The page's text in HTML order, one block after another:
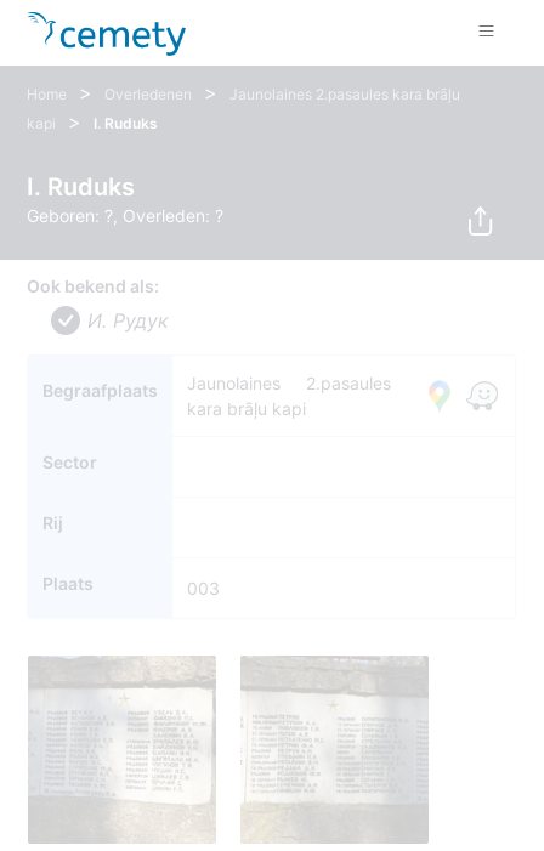
Home > Overledenen >
Jaunolaines 2.pasaules kara brāļu
kapi
> I. Ruduks
I. Ruduks
Geboren: ?, Overleden: ?
Ook bekend als:
И. Рудук
Begraafplaats
Jaunolaines 2.pasaules
kara brāļu kapi
Sector
Rij
Plaats 003